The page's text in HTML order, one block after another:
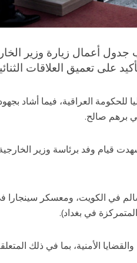
أعمال زيارة وزير
على تعميق العلاقات
للحكومة العراقية، فيما أشاد
برهم صالح.
قيام وفد برئاسة وزير الخارجية
في الكويت، ومعسكر سينجارا
في بغداد).
الأمنية، بما في ذلك